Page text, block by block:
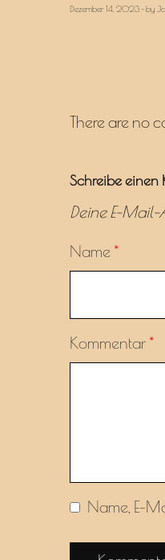
Dezember 14, 2023 - by
There are no
Schreibe einen
Deine E-Mail-
Name *
Kommentar *
Name, E-